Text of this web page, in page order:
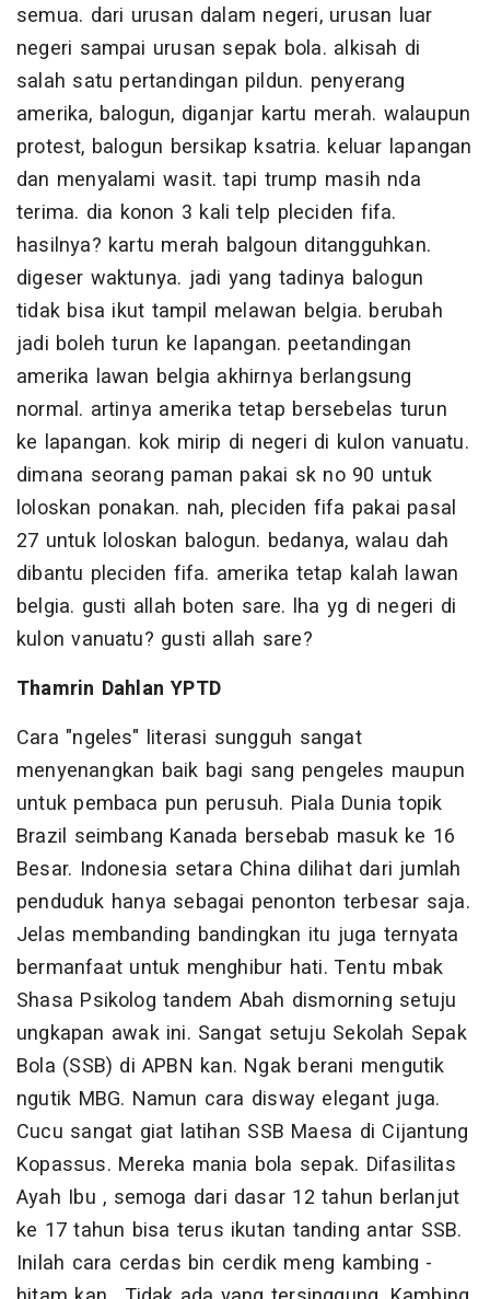
semua. dari urusan dalam negeri, urusan luar
negeri sampai urusan sepak bola. alkisah di
salah satu pertandingan pildun. penyerang
amerika, balogun, diganjar kartu merah. walaupun
protest, balogun bersikap ksatria. keluar lapangan
dan menyalami wasit. tapi trump masih nda
terima. dia konon 3 kali telp pleciden fifa.
hasilnya? kartu merah balgoun ditangguhkan.
digeser waktunya. jadi yang tadinya balogun
tidak bisa ikut tampil melawan belgia. berubah
jadi boleh turun ke lapangan. peetandingan
amerika lawan belgia akhirnya berlangsung
normal. artinya amerika tetap bersebelas turun
ke lapangan. kok mirip di negeri di kulon vanuatu.
dimana seorang paman pakai sk no 90 untuk
loloskan ponakan. nah, pleciden fifa pakai pasal
27 untuk loloskan balogun. bedanya, walau dah
dibantu pleciden fifa. amerika tetap kalah lawan
belgia. gusti allah boten sare. lha yg di negeri di
kulon vanuatu? gusti allah sare?
Thamrin Dahlan YPTD
Cara "ngeles" literasi sungguh sangat
menyenangkan baik bagi sang pengeles maupun
untuk pembaca pun perusuh. Piala Dunia topik
Brazil seimbang Kanada bersebab masuk ke 16
Besar. Indonesia setara China dilihat dari jumlah
penduduk hanya sebagai penonton terbesar saja.
Jelas membanding bandingkan itu juga ternyata
bermanfaat untuk menghibur hati. Tentu mbak
Shasa Psikolog tandem Abah dismorning setuju
ungkapan awak ini. Sangat setuju Sekolah Sepak
Bola (SSB) di APBN kan. Ngak berani mengutik
ngutik MBG. Namun cara disway elegant juga.
Cucu sangat giat latihan SSB Maesa di Cijantung
Kopassus. Mereka mania bola sepak. Difasilitas
Ayah Ibu , semoga dari dasar 12 tahun berlanjut
ke 17 tahun bisa terus ikutan tanding antar SSB.
Inilah cara cerdas bin cerdik meng kambing -